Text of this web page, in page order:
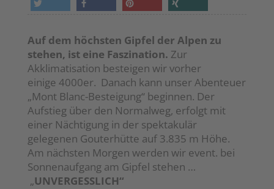
Auf dem höchsten Gipfel der Alpen zu
stehen, ist eine Faszination. Zur
Akklimatisation besteigen wir vorher
einige 4000er. Danach kann unser Abenteuer
„Mont Blanc-Besteigung“ beginnen. Der
Aufstieg über den Normalweg, erfolgt mit
einer Nächtigung in der spektakulär
gelegenen Gouterhütte auf 3.835 m Höhe.
Am nächsten Morgen werden wir event. bei
Sonnenaufgang am Gipfel stehen …
„UNVERGESSLICH“